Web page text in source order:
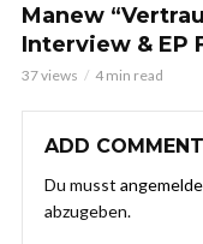
Manew
Interview & EP
37 views 4 min read
ADD COMMENT
Du musst
abzugeben.